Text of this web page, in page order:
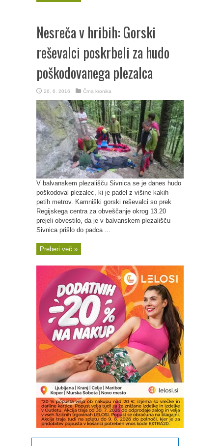
Nesreča v hribih: Gorski
reševalci poskrbeli za hudo
poškodovanega plezalca
26. 6. 2016 Črna kronika
V balvanskem plezališču Sivnica se je danes hudo
poškodoval plezalec, ki je padel z višine kakih
petih metrov. Kamniški gorski reševalci so prek
Regijskega centra za obveščanje okrog 13.20
prejeli obvestilo, da je v balvanskem plezališču
Sivnica prišlo do padca ...
Preberi več »